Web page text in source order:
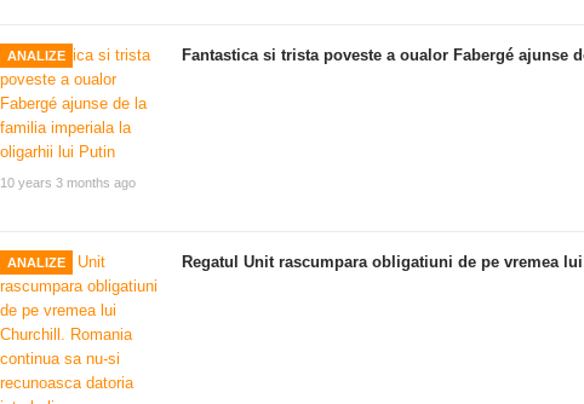
ANALIZE
10 years 3 months ago
Fantastica si trista poveste a oualor Fabergé
ANALIZE Regatul Unit rascumpara obligatiuni de pe vremea